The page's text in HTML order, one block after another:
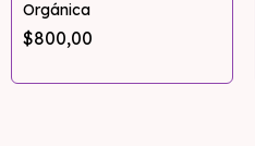
Orgánica
$800,00